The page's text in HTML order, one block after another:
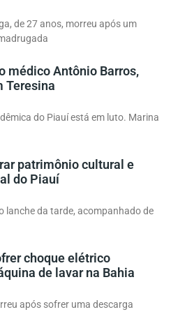
de 27 anos, morreu após um
médico Antônio Barros,
Teresina
do Piauí está em luto. Marina
patrimônio cultural e
do Piauí
lanche da tarde, acompanhado de
choque elétrico
de lavar na Bahia
após sofrer uma descarga